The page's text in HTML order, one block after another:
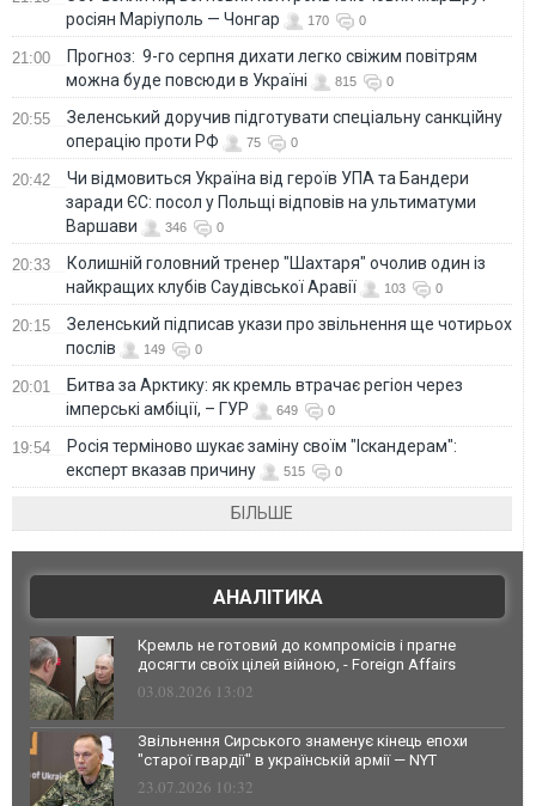
росіян Маріуполь — Чонгар
170 0
21:00
Прогноз: 9-го серпня дихати легко свіжим повітрям
можна буде повсюди в Україні
815 0
20:55
Зеленський доручив підготувати спеціальну санкційну
операцію проти РФ
75 0
20:42
Чи відмовиться Україна від героїв УПА та Бандери
заради ЄС: посол у Польщі відповів на ультиматуми
Варшави
346 0
20:33
Колишній головний тренер "Шахтаря" очолив один із
найкращих клубів Саудівської Аравії
103 0
20:15
Зеленський підписав укази про звільнення ще чотирьох
послів
149 0
20:01
Битва за Арктику: як кремль втрачає регіон через
імперські амбіції, – ГУР
649 0
19:54
Росія терміново шукає заміну своїм "Іскандерам":
експерт вказав причину
515 0
БІЛЬШЕ
АНАЛІТИКА
Кремль не готовий до компромісів і прагне
досягти своїх цілей війною, - Foreign Affairs
03.08.2026 13:02
Звільнення Сирського знаменує кінець епохи
"старої гвардії" в українській армії — NYT
23.07.2026 10:32